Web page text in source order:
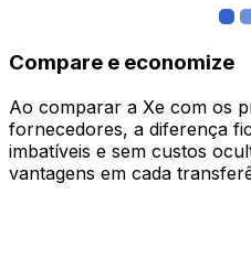
Compare e economize
Ao comparar a Xe com os
fornecedores, a diferença
imbatíveis e sem custos
vantagens em cada